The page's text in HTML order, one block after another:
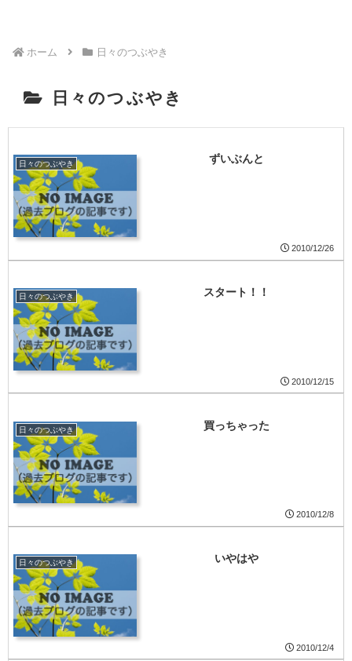
ホーム 日々のつぶやき
日々のつぶやき
日々のつぶやき ずいぶんと
2010/12/26
日々のつぶやき スタート！！
2010/12/15
日々のつぶやき 買っちゃった
2010/12/8
日々のつぶやき いやはや
2010/12/4